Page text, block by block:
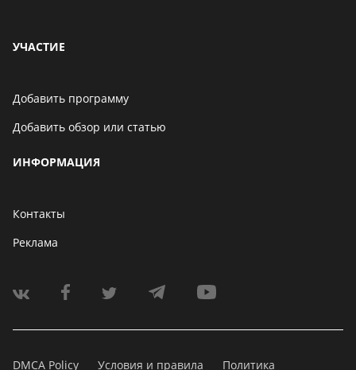
УЧАСТИЕ
Добавить программу
Добавить обзор или статью
ИНФОРМАЦИЯ
Контакты
Реклама
DMCA Policy Условия и правила Политика